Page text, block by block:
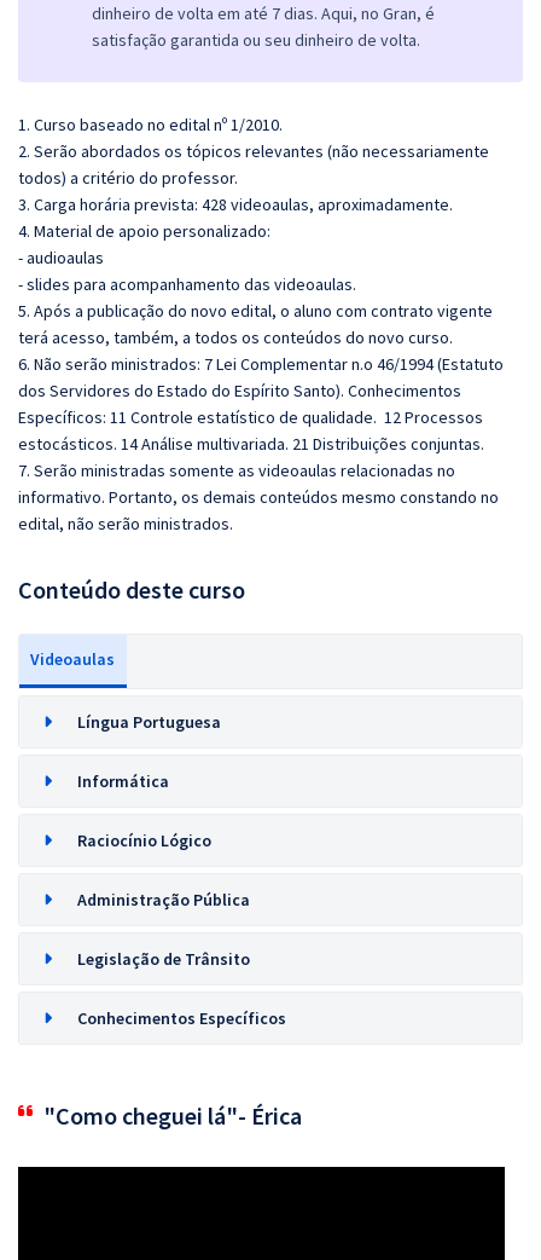
dinheiro de volta em até 7 dias. Aqui, no Gran, é
satisfação garantida ou seu dinheiro de volta.
1. Curso baseado no edital nº 1/2010.
2. Serão abordados os tópicos relevantes (não necessariamente
todos) a critério do professor.
3. Carga horária prevista: 428 videoaulas, aproximadamente.
4. Material de apoio personalizado:
- audioaulas
- slides para acompanhamento das videoaulas.
5. Após a publicação do novo edital, o aluno com contrato vigente
terá acesso, também, a todos os conteúdos do novo curso.
6. Não serão ministrados: 7 Lei Complementar n.o 46/1994 (Estatuto
dos Servidores do Estado do Espírito Santo). Conhecimentos
Específicos: 11 Controle estatístico de qualidade. 12 Processos
estocásticos. 14 Análise multivariada. 21 Distribuições conjuntas.
7. Serão ministradas somente as videoaulas relacionadas no
informativo. Portanto, os demais conteúdos mesmo constando no
edital, não serão ministrados.
Conteúdo deste curso
Videoaulas
Língua Portuguesa
Informática
Raciocínio Lógico
Administração Pública
Legislação de Trânsito
Conhecimentos Específicos
"Como cheguei lá"- Érica